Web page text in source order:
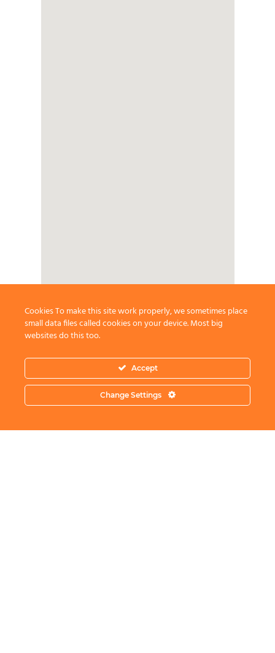
Cookies To make this site work properly, we sometimes place
small data files called cookies on your device. Most big
websites do this too.
Accept
Change Settings